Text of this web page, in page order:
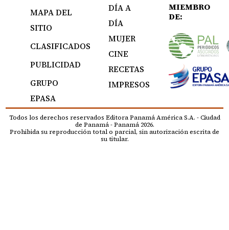
MAPA DEL
SITIO
CLASIFICADOS
PUBLICIDAD
GRUPO
EPASA
DÍA A
DÍA
MUJER
CINE
RECETAS
IMPRESOS
MIEMBRO
DE:
Todos los derechos reservados Editora Panamá América S.A. - Ciudad
de Panamá - Panamá 2026.
Prohibida su reproducción total o parcial, sin autorización escrita de
su titular.